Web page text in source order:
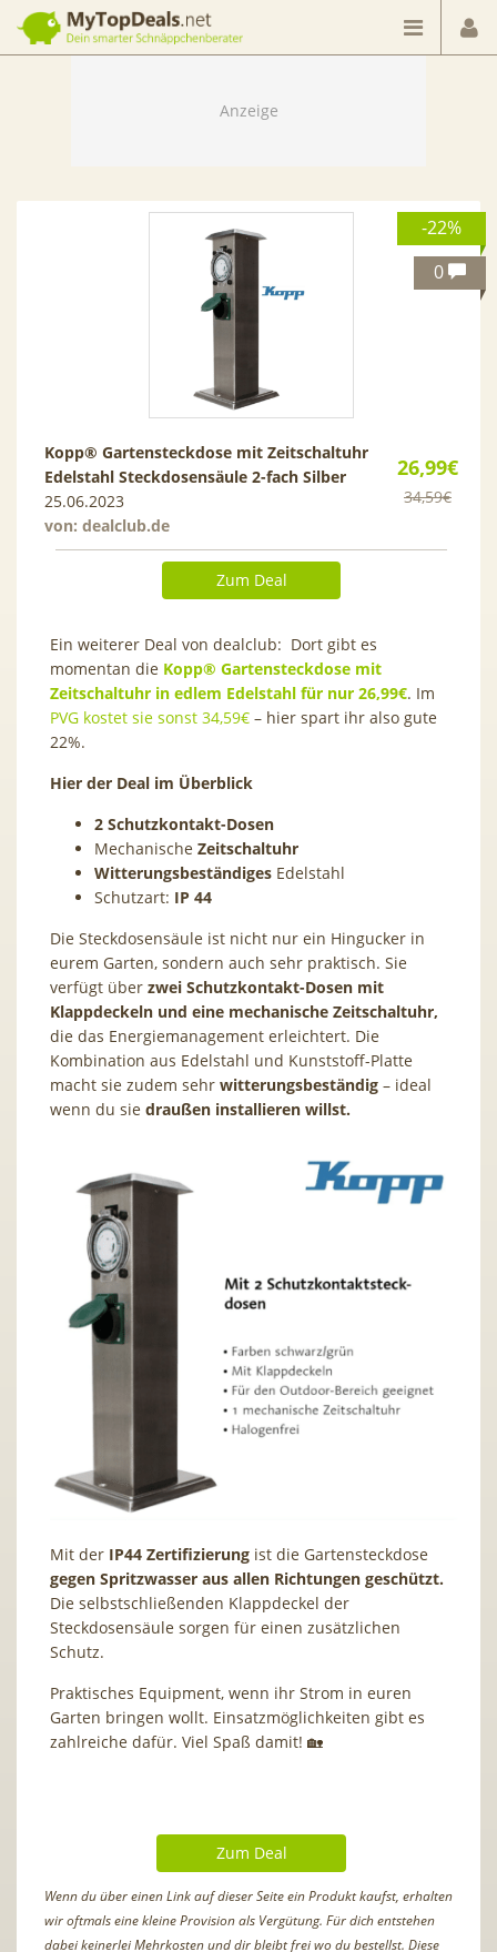
Dein smarter Schnäppchenberater
-22%
0
26,99€
34,59€
Kopp® Gartensteckdose mit Zeitschaltuhr
Edelstahl Steckdosensäule 2-fach Silber
25.06.2023
von: dealclub.de
Zum Deal
Ein weiterer Deal von dealclub: Dort gibt es
momentan die Kopp® Gartensteckdose mit
Zeitschaltuhr in edlem Edelstahl für nur 26,99€. Im
PVG kostet sie sonst 34,59€ – hier spart ihr also gute
22%.
Hier der Deal im Überblick
2 Schutzkontakt-Dosen
Mechanische Zeitschaltuhr
Witterungsbeständiges Edelstahl
Schutzart: IP 44
Die Steckdosensäule ist nicht nur ein Hingucker in
eurem Garten, sondern auch sehr praktisch. Sie
verfügt über zwei Schutzkontakt-Dosen mit
Klappdeckeln und eine mechanische Zeitschaltuhr,
die das Energiemanagement erleichtert. Die
Kombination aus Edelstahl und Kunststoff-Platte
macht sie zudem sehr witterungsbeständig – ideal
wenn du sie draußen installieren willst.
Mit der IP44 Zertifizierung ist die Gartensteckdose
gegen Spritzwasser aus allen Richtungen geschützt.
Die selbstschließenden Klappdeckel der
Steckdosensäule sorgen für einen zusätzlichen
Schutz.
Praktisches Equipment, wenn ihr Strom in euren
Garten bringen wollt. Einsatzmöglichkeiten gibt es
zahlreiche dafür. Viel Spaß damit! 🏡
Zum Deal
Wenn du über einen Link auf dieser Seite ein Produkt kaufst, erhalten
wir oftmals eine kleine Provision als Vergütung. Für dich entstehen
dabei keinerlei Mehrkosten und dir bleibt frei wo du bestellst. Diese